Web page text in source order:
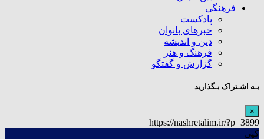
فرهنگی
پادکست
خبرهای بانوان
دین و اندیشه
فرهنگ و هنر
گزارش و گفتگو
بـه اشـتراک بـگذارید
×
https://nashretalim.ir/?p=3899
کپی